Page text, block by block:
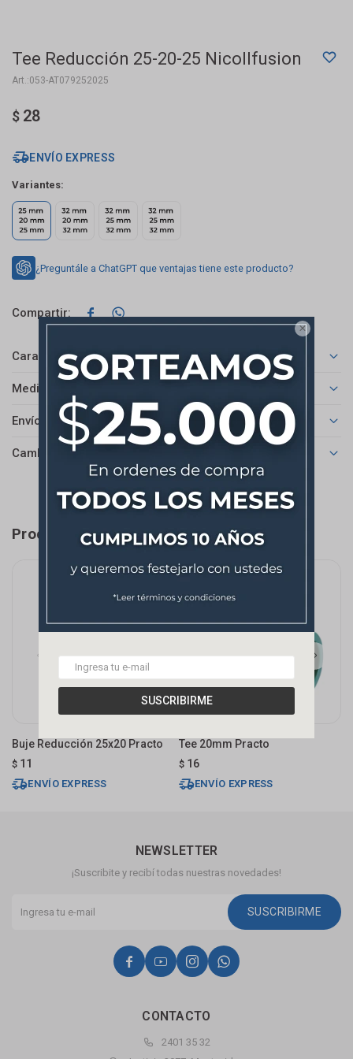

SUSCRIBIRME
Tee Reducción 25-20-25 Nicollfusion
053-AT079252025
$ 28
ENVÍO EXPRESS
Variantes:
¿Preguntále a ChatGPT que ventajas tiene este producto?
 
Características
Medios de pago
Envíos
Cambios y Devoluciones
Productos que te pueden interesar
Buje Reducción 25x20 Practo
$ 11
ENVÍO EXPRESS
Tee 20mm Practo
$ 16
ENVÍO EXPRESS
CONTACTO
2401 35 32
NEWSLETTER
¡Suscribite y recibí todas nuestras novedades!
SUSCRIBIRME
   